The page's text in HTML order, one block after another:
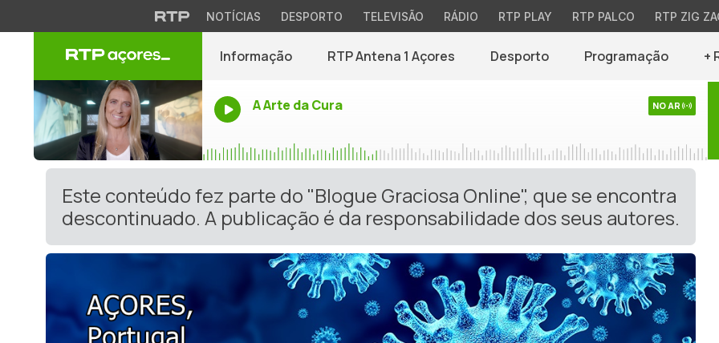
NOTÍCIAS DESPORTO TELEVISÃO RÁDIO RTP PLAY RTP PALCO RTP ZIG
Informação RTP Antena 1 Açores Desporto Programação +
A Arte da Cura NO AR
Este conteúdo fez parte do "Blogue Graciosa Online", que se encontra
descontinuado. A publicação é da responsabilidade dos seus autores.